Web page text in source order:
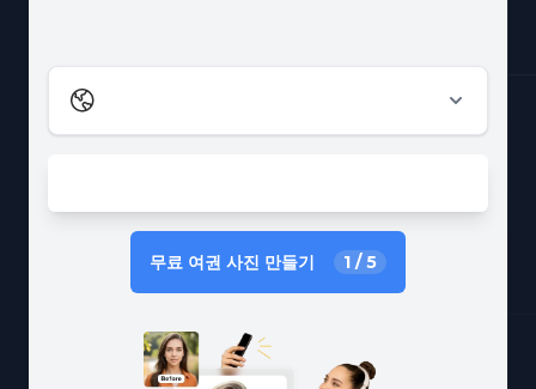
무료 여권 사진 만들기 1 / 5